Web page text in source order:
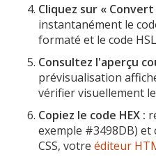
Cliquez sur « Convert
instantanément le
formaté et le code
Consultez l'aperçu
prévisualisation
vérifier visuellement
Copiez le code HEX :
exemple #3498DB)
CSS, votre éditeur